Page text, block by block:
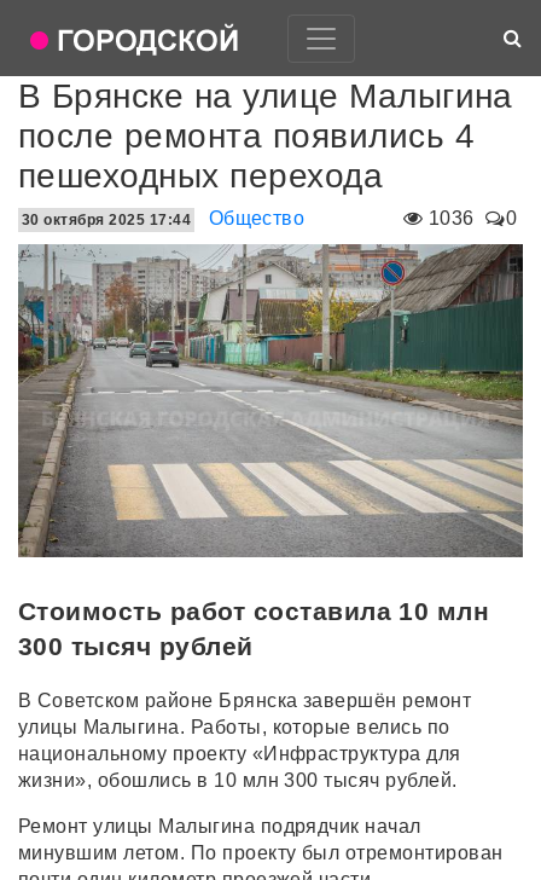
В Брянске на улице Малыгина
после ремонта появились 4
пешеходных перехода
1036 0
30 октября 2025 17:44 Общество
Стоимость работ составила 10 млн
300 тысяч рублей
В Советском районе Брянска завершён ремонт
улицы Малыгина. Работы, которые велись по
национальному проекту «Инфраструктура для
жизни», обошлись в 10 млн 300 тысяч рублей.
Ремонт улицы Малыгина подрядчик начал
минувшим летом. По проекту был отремонтирован